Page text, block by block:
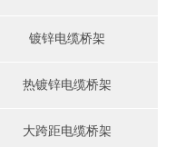
镀锌电缆桥架
热镀锌电缆桥架
大跨距电缆桥架